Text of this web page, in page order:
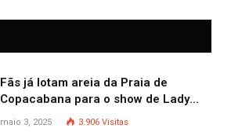
Fãs já lotam areia da Praia de
Copacabana para o show de Lady
Gaga
maio 3, 2025 3.906 Visitas